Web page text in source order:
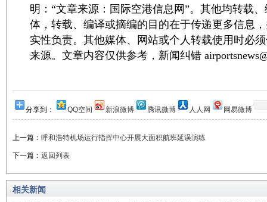
明：“文章来源：国际空港信息网”。其他均转载
体，转载、编译或摘编的目的在于传递更多信息
实性负责。其他媒体、网站或个人转载使用时必
来源。文章内容仅供参考，新闻纠错
分享到： QQ空间 新浪微博 腾讯微博 人人网 网易微博
上一篇： 呼和浩特机场运行指挥中心开展大面积航班延误演练
下一篇： 返回列表
相关新闻